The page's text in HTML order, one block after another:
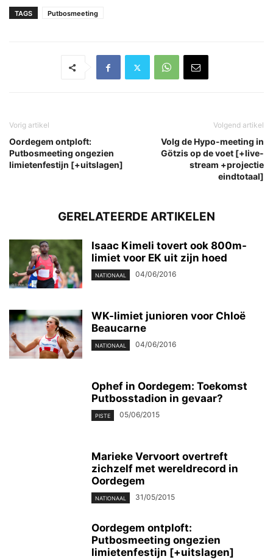
TAGS Putbosmeeting
Vorig artikel
Oordegem ontploft:
Putbosmeeting ongezien
limietenfestijn [+uitslagen]
Volgend artikel
Volg de Hypo-meeting in
Götzis op de voet [+live-
stream +projectie
eindtotaal]
GERELATEERDE ARTIKELEN
Isaac Kimeli tovert ook 800m-
limiet voor EK uit zijn hoed
NATIONAAL 04/06/2016
WK-limiet junioren voor Chloë
Beaucarne
NATIONAAL 04/06/2016
Ophef in Oordegem: Toekomst
Putbosstadion in gevaar?
PISTE 05/06/2015
Marieke Vervoort overtreft
zichzelf met wereldrecord in
Oordegem
NATIONAAL 31/05/2015
Oordegem ontploft:
Putbosmeeting ongezien
limietenfestijn [+uitslagen]